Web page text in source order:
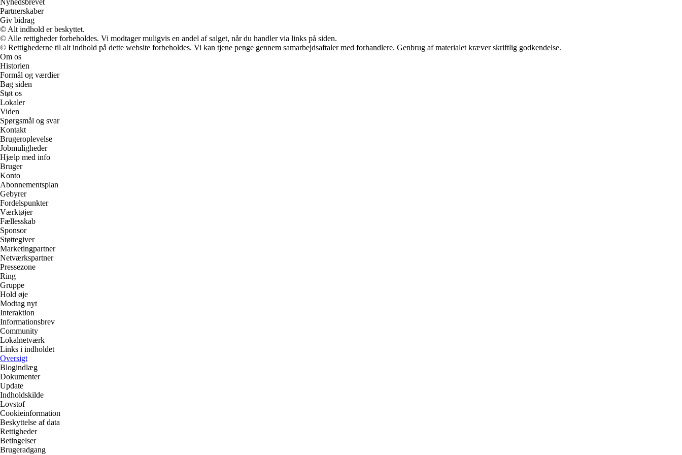
Partnerskaber
Giv bidrag
© Alt indhold er beskyttet.
© Alle rettigheder forbeholdes. Vi modtager muligvis en andel af salget, når du handler via links på siden.
© Rettighederne til alt indhold på dette website forbeholdes. Vi kan tjene penge gennem samarbejdsaftaler med forhandlere. Genbrug af materialet kræver skriftlig godkendelse.
Om os
Historien
Formål og værdier
Bag siden
Støt os
Lokaler
Viden
Spørgsmål og svar
Kontakt
Brugeroplevelse
Jobmuligheder
Hjælp med info
Bruger
Konto
Abonnementsplan
Gebyrer
Fordelspunkter
Værktøjer
Fællesskab
Sponsor
Støttegiver
Marketingpartner
Netværkspartner
Pressezone
Ring
Gruppe
Hold øje
Modtag nyt
Interaktion
Informationsbrev
Community
Lokalnetværk
Links i indholdet
Oversigt
Blogindlæg
Dokumenter
Update
Indholdskilde
Lovstof
Cookieinformation
Beskyttelse af data
Rettigheder
Betingelser
Brugeradgang